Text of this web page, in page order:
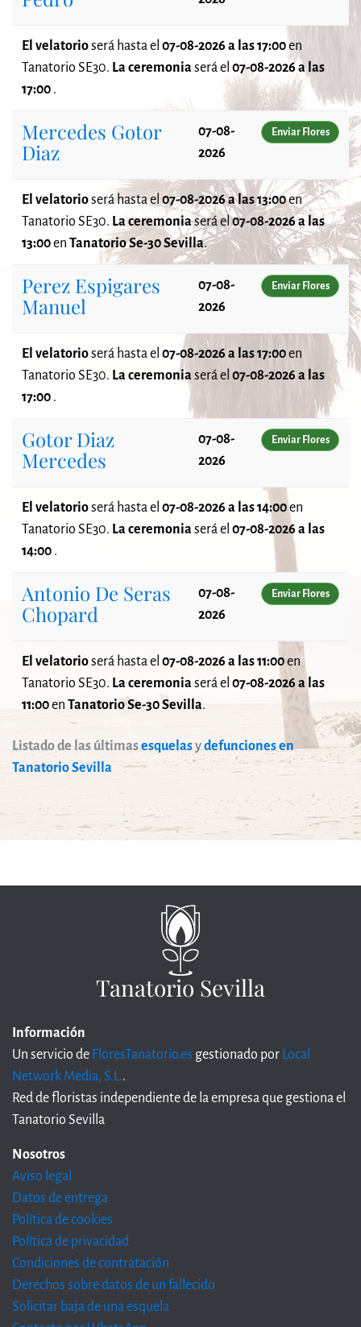
Listado de las últimasesquelasydefunciones en
Tanatorio Sevilla
El velatorioserá hasta el 07-08-2026 a las 17:00en
Tanatorio SE30. La ceremoniaserá el 07-08-2026 a las
17:00 .
Mercedes Gotor
Diaz
07-08-
2026
Enviar Flores
El velatorioseráhasta el 07-08-2026 a las 13:00en
Tanatorio SE30. La ceremoniaserá el07-08-2026 a las
13:00en Tanatorio Se-30 Sevilla.
Perez Espigares
Manuel
07-08-
2026
Enviar Flores
El velatorioserá hasta el 07-08-2026 a las 17:00en
Tanatorio SE30. La ceremonia será el 07-08-2026 a las
17:00 .
Gotor Diaz
Mercedes
07-08-
2026
Enviar Flores
El velatorioserá hasta el 07-08-2026 a las 14:00en
Tanatorio SE30. La ceremoniaserá el 07-08-2026 a las
14:00 .
Antonio De Seras
Chopard
07-08-
2026
Enviar Flores
El velatorioserá hasta el 07-08-2026 a las 11:00en
Tanatorio SE30. La ceremoniaserá el 07-08-2026 a las
11:00en Tanatorio Se-30 Sevilla.
Tanatorio Sevilla
Información
Un servicio de FloresTanatorio.es gestionado por Local
Network Media, S.L..
Red de floristas independiente de la empresa que gestiona el
Tanatorio Sevilla
Nosotros
Aviso legal
Datos de entrega
Política de cookies
Política de privacidad
Condiciones de contratación
Derechos sobre datos de un fallecido
Solicitar baja de una esquela